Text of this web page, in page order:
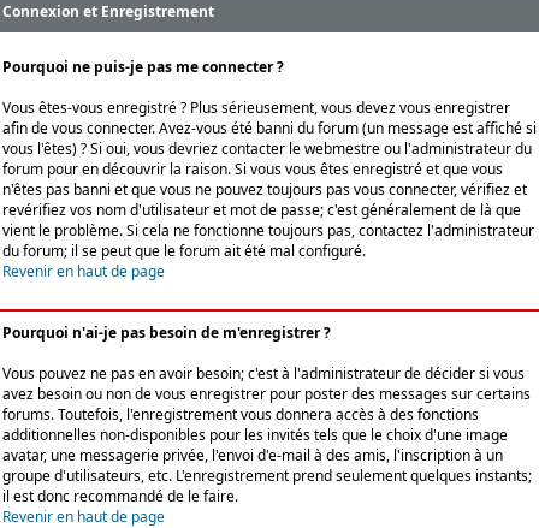
Connexion et Enregistrement
Pourquoi ne puis-je pas me connecter ?
Vous êtes-vous enregistré ? Plus sérieusement, vous devez vous enregistrer
afin de vous connecter. Avez-vous été banni du forum (un message est affiché si
vous l'êtes) ? Si oui, vous devriez contacter le webmestre ou l'administrateur du
forum pour en découvrir la raison. Si vous vous êtes enregistré et que vous
n'êtes pas banni et que vous ne pouvez toujours pas vous connecter, vérifiez et
revérifiez vos nom d'utilisateur et mot de passe; c'est généralement de là que
vient le problème. Si cela ne fonctionne toujours pas, contactez l'administrateur
du forum; il se peut que le forum ait été mal configuré.
Revenir en haut de page
Pourquoi n'ai-je pas besoin de m'enregistrer ?
Vous pouvez ne pas en avoir besoin; c'est à l'administrateur de décider si vous
avez besoin ou non de vous enregistrer pour poster des messages sur certains
forums. Toutefois, l'enregistrement vous donnera accès à des fonctions
additionnelles non-disponibles pour les invités tels que le choix d'une image
avatar, une messagerie privée, l'envoi d'e-mail à des amis, l'inscription à un
groupe d'utilisateurs, etc. L'enregistrement prend seulement quelques instants;
il est donc recommandé de le faire.
Revenir en haut de page